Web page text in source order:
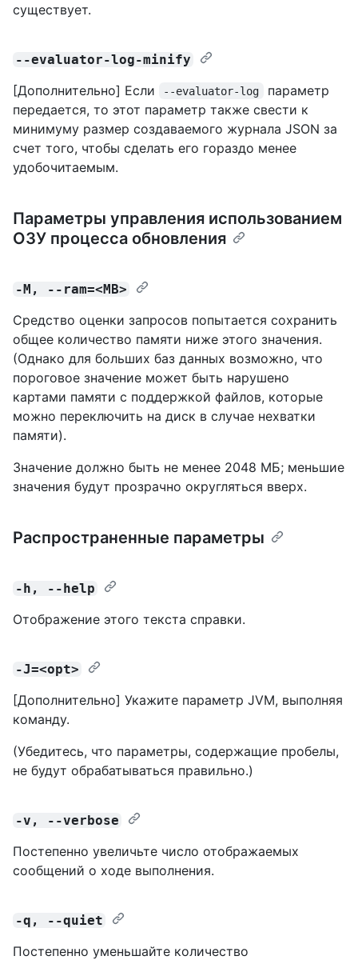
существует.
--evaluator-log-minify
[Дополнительно] Если --evaluator-log
параметр
передается, то этот параметр также свести к
минимуму размер создаваемого журнала JSON за
счет того, чтобы сделать его гораздо менее
удобочитаемым.
Параметры управления использованием
ОЗУ процесса обновления
-M, --ram=<MB>
Средство оценки запросов попытается сохранить
общее количество памяти ниже этого значения.
(Однако для больших баз данных возможно, что
пороговое значение может быть нарушено
картами памяти с поддержкой файлов, которые
можно переключить на диск в случае нехватки
памяти).
Значение должно быть не менее 2048 МБ; меньшие
значения будут прозрачно округляться вверх.
Распространенные параметры
-h, --help
Отображение этого текста справки.
-J=<opt>
[Дополнительно] Укажите параметр JVM, выполняя
команду.
(Убедитесь, что параметры, содержащие пробелы,
не будут обрабатываться правильно.)
-v, --verbose
Постепенно увеличьте число отображаемых
сообщений о ходе выполнения.
-q, --quiet
Постепенно уменьшайте количество